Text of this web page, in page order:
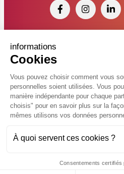
informations
Cookies
Vous pouvez choisir comment vous
personnelles soient utilisées. Vous
manière indépendante pour chaque
choisis" pour en savoir plus sur la
mêmes utilisons vos données
À quoi servent ces cookies ?
Consentements certifiés
Financé par France
Européenne
© 2026 Ville de
Accessibilité Mentions légales
Charte de modération sur les
Cliquez ici pour
ville !
Participer,
Contacter